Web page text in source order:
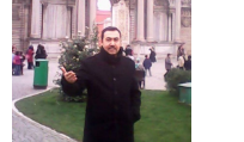
SineEğitim
Video
Kitap